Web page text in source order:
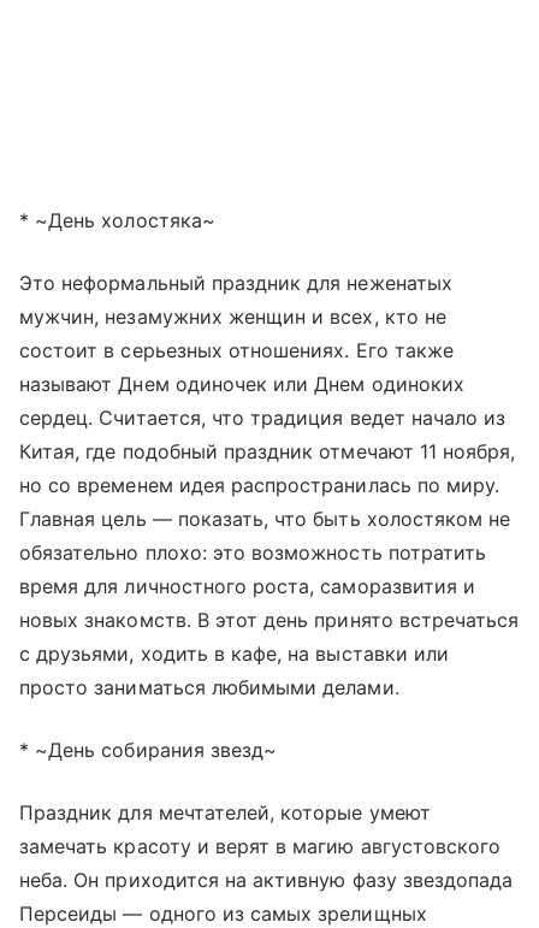
* ~День холостяка~
Это неформальный праздник для неженатых
мужчин, незамужних женщин и всех, кто не
состоит в серьезных отношениях. Его также
называют Днем одиночек или Днем одиноких
сердец. Считается, что традиция ведет начало из
Китая, где подобный праздник отмечают 11 ноября,
но со временем идея распространилась по миру.
Главная цель — показать, что быть холостяком не
обязательно плохо: это возможность потратить
время для личностного роста, саморазвития и
новых знакомств. В этот день принято встречаться
с друзьями, ходить в кафе, на выставки или
просто заниматься любимыми делами.
* ~День собирания звезд~
Праздник для мечтателей, которые умеют
замечать красоту и верят в магию августовского
неба. Он приходится на активную фазу звездопада
Персеиды — одного из самых зрелищных